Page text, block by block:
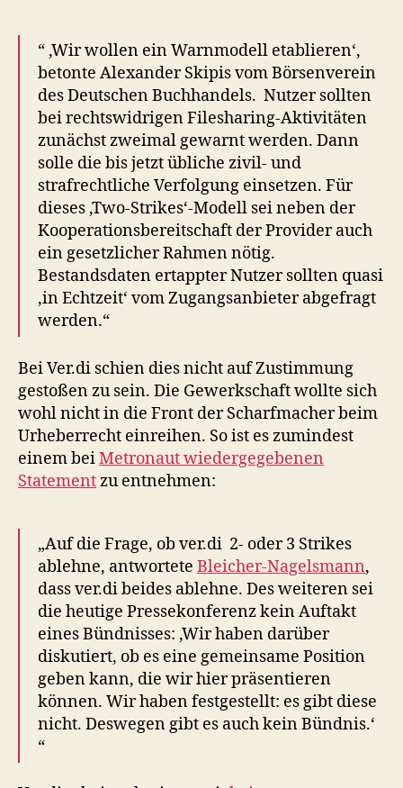
“ ‚Wir wollen ein Warnmodell etablieren‘,
betonte Alexander Skipis vom Börsenverein
des Deutschen Buchhandels. Nutzer sollten
bei rechtswidrigen Filesharing-Aktivitäten
zunächst zweimal gewarnt werden. Dann
solle die bis jetzt übliche zivil- und
strafrechtliche Verfolgung einsetzen. Für
dieses ‚Two-Strikes‘-Modell sei neben der
Kooperationsbereitschaft der Provider auch
ein gesetzlicher Rahmen nötig.
Bestandsdaten ertappter Nutzer sollten quasi
‚in Echtzeit‘ vom Zugangsanbieter abgefragt
werden.“
Bei Ver.di schien dies nicht auf Zustimmung
gestoßen zu sein. Die Gewerkschaft wollte sich
wohl nicht in die Front der Scharfmacher beim
Urheberrecht einreihen. So ist es zumindest
einem beiMetronaut wiedergegebenen
Statementzu entnehmen:
„Auf die Frage, ob ver.di 2- oder 3 Strikes
ablehne, antwortete Bleicher-Nagelsmann,
dass ver.di beides ablehne. Des weiteren sei
die heutige Pressekonferenz kein Auftakt
eines Bündnisses: ‚Wir haben darüber
diskutiert, ob es eine gemeinsame Position
geben kann, die wir hier präsentieren
können. Wir haben festgestellt: es gibt diese
nicht. Deswegen gibt es auch kein Bündnis.‘
“